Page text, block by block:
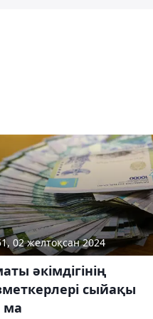
02 желтоқсан 2024
әкімдігінің
сыйақы
ма